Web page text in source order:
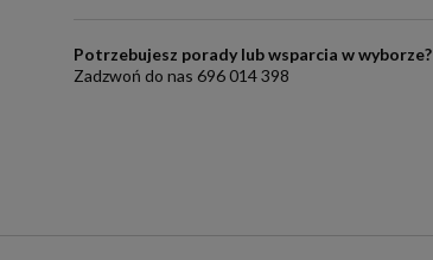
Potrzebujesz porady lub wsparcia w wyborze?
Zadzwoń do nas 696 014 398